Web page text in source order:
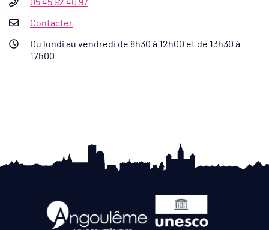
Contacter
Du lundi au vendredi de 8h30 à 12h00 et de 13h30 à
17h00